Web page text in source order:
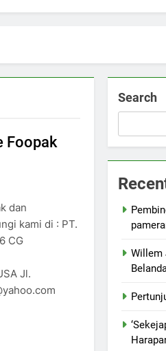
Foopak
dan
kami di : PT.
CG
Jl.
Search
Willem